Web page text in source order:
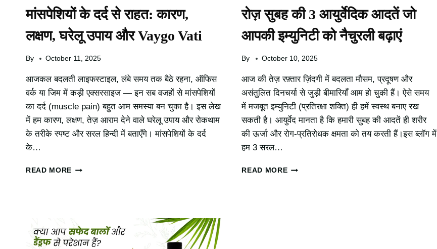
मांसपेशियों के दर्द से राहत: कारण,
लक्षण, घरेलू उपाय और Vaygo Vati
By October 11, 2025
आजकल बदलती लाइफस्टाइल, लंबे समय तक बैठे रहना, ऑफिस
वर्क या जिम में कड़ी एक्सरसाइज — इन सब वजहों से मांसपेशियों
का दर्द (muscle pain) बहुत आम समस्या बन चुका है। इस लेख
में हम कारण, लक्षण, तेज़ आराम देने वाले घरेलू उपाय और रोकथाम
के तरीके स्पष्ट और सरल हिन्दी में बताएँगे। मांसपेशियों के दर्द
के…
READ MORE मांसपेशियों
लक्षण,
घरेलू
रोज़ सुबह की 3 आयुर्वेदिक आदतें जो
आपकी इम्युनिटी को नैचुरली बढ़ाएं
By October 10, 2025
आज की तेज़ रफ़्तार ज़िंदगी में बदलता मौसम, प्रदूषण और
असंतुलित दिनचर्या से जुड़ी बीमारियाँ आम हो चुकी हैं। ऐसे समय
में मजबूत इम्युनिटी (प्रतिरक्षा शक्ति) ही हमें स्वस्थ बनाए रख
सकती है। आयुर्वेद मानता है कि हमारी सुबह की आदतें ही शरीर
की ऊर्जा और रोग-प्रतिरोधक क्षमता को तय करती हैं।इस ब्लॉग में
हम 3 सरल…
READ MOREरोज़